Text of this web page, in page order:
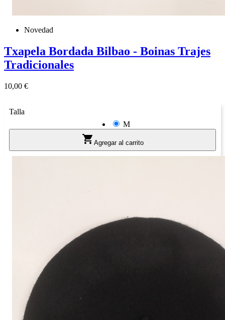
Novedad
Txapela Bordada Bilbao - Boinas Trajes
Tradicionales
Precio
10,00 €
Talla
M
 Agregar al carrito